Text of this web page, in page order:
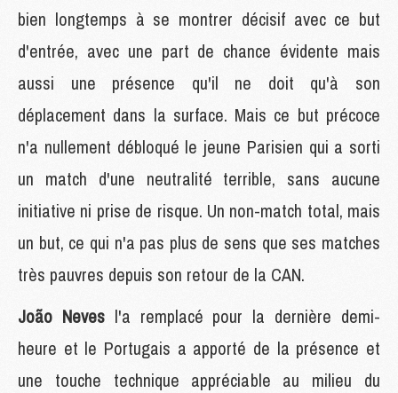
bien longtemps à se montrer décisif avec ce but
d'entrée, avec une part de chance évidente mais
aussi une présence qu'il ne doit qu'à son
déplacement dans la surface. Mais ce but précoce
n'a nullement débloqué le jeune Parisien qui a sorti
un match d'une neutralité terrible, sans aucune
initiative ni prise de risque. Un non-match total, mais
un but, ce qui n'a pas plus de sens que ses matches
très pauvres depuis son retour de la CAN.
João Neves l'a remplacé pour la dernière demi-
heure et le Portugais a apporté de la présence et
une touche technique appréciable au milieu du